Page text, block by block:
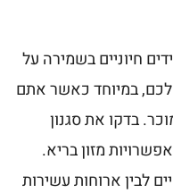
חיוניים בשמירה על
במיוחד כאשר אתם
בדקו את סגנון
מזון בריא.
לבין ארוחות עשירות